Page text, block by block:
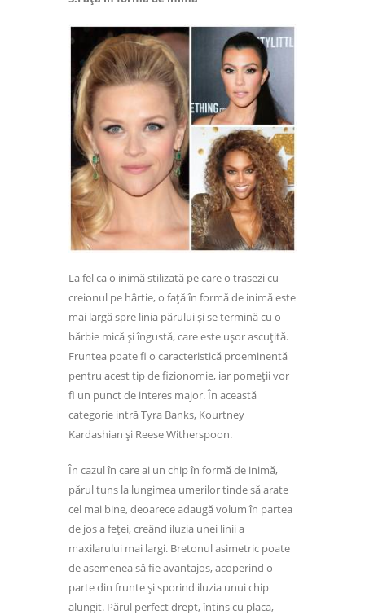
La fel ca o inimă stilizată pe care o trasezi cu
creionul pe hârtie, o față în formă de inimă este
mai largă spre linia părului și se termină cu o
bărbie mică și îngustă, care este ușor ascuțită.
Fruntea poate fi o caracteristică proeminentă
pentru acest tip de fizionomie, iar pomeții vor
fi un punct de interes major. În această
categorie intră Tyra Banks, Kourtney
Kardashian și Reese Witherspoon.
În cazul în care ai un chip în formă de inimă,
părul tuns la lungimea umerilor tinde să arate
cel mai bine, deoarece adaugă volum în partea
de jos a feței, creând iluzia unei linii a
maxilarului mai largi. Bretonul asimetric poate
de asemenea să fie avantajos, acoperind o
parte din frunte și sporind iluzia unui chip
alungit. Părul perfect drept, întins cu placa,